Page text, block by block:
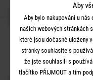
Aby
Aby bylo nakupování u nás
našich webových stránkách
které jsou dočasně uloženy
stránky souhlasíte s
že jste souhlasili s
tlačítko PŘIJMOUT a tím